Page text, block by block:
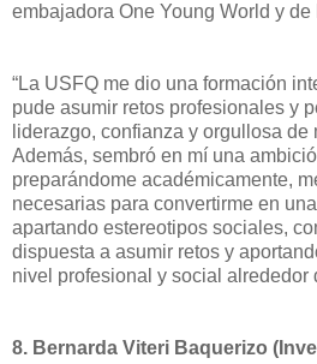
embajadora One Young World y
“La USFQ me dio una formación
pude asumir retos profesionales y
liderazgo, confianza y orgullosa de
Además, sembró en mí una
preparándome académicamente,
necesarias para convertirme en
apartando estereotipos sociales,
dispuesta a asumir retos y
nivel profesional y social alrededor
8. Bernarda Viteri Baquerizo